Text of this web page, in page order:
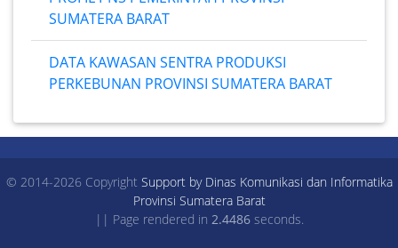
SUMATERA BARAT
DATA KAWASAN SENTRA PRODUKSI
PERKEBUNAN PROVINSI SUMATERA BARAT
© 2014-2026 Copyright Support by Dinas Komunikasi dan Informatika
Provinsi Sumatera Barat
|| Page rendered in 2.4486seconds.